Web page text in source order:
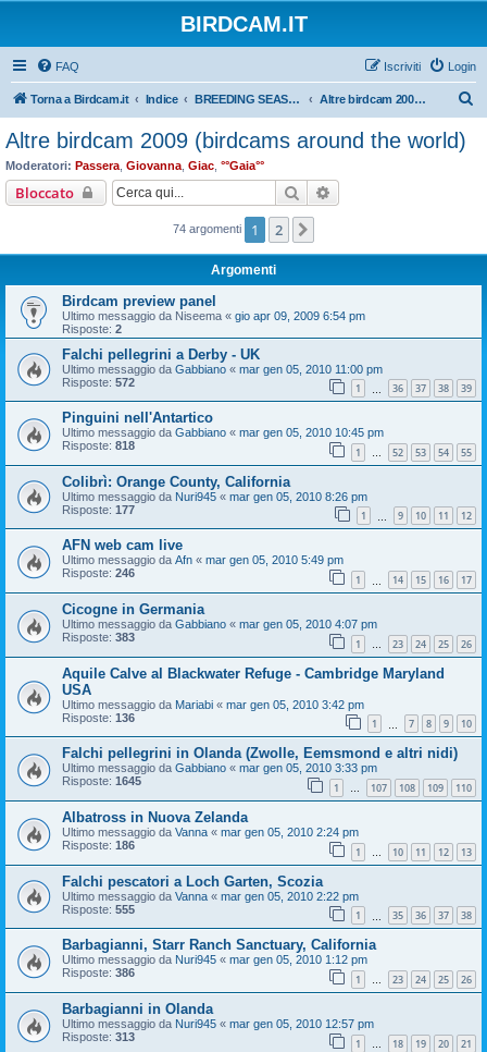
BIRDCAM.IT
FAQ Login
Iscriviti
Torna a Birdcam.it Indice BREEDING SEASON 2009 Altre birdcam 2009 (birdcams around the world)
Altre birdcam 2009 (birdcams around the world)
Moderatori: Passera Giovanna Giac °°Gaia°°
Bloccato Cerca
74 argomenti 1 2
Argomenti
Birdcam preview panel
Ultimo messaggio da Niseema « gio apr 09, 2009 6:54 pm
Risposte: 2
Falchi pellegrini a Derby - UK
Ultimo messaggio da Gabbiano « mar gen 05, 2010 11:00 pm
Risposte: 572 1 36 37 38 39
Pinguini nell'Antartico
Ultimo messaggio da Gabbiano « mar gen 05, 2010 10:45 pm
Risposte: 818 1 … 52 53 54 55
Colibrì: Orange County, California
Ultimo messaggio da Nuri945 « mar gen 05, 2010 8:26 pm
Risposte: 177 1 9 10 11 12
AFN web cam live
Ultimo messaggio da Afn « mar gen 05, 2010 5:49 pm
Risposte: 246 1 14 15 16 17
Cicogne in Germania
Ultimo messaggio da Gabbiano « mar gen 05, 2010 4:07 pm
Risposte: 383 1 … 23 24 25 26
Aquile Calve al Blackwater Refuge - Cambridge Maryland
USA
Ultimo messaggio da Mariabi « mar gen 05, 2010 3:42 pm
Risposte: 136 1 7 8 9 10
Falchi pellegrini in Olanda (Zwolle, Eemsmond e altri nidi)
Ultimo messaggio da Gabbiano « mar gen 05, 2010 3:33 pm
Risposte: 1645 1 … 107 108 109 110
Albatross in Nuova Zelanda
Ultimo messaggio da Vanna « mar gen 05, 2010 2:24 pm
Risposte: 186 1 … 10 11 12 13
Falchi pescatori a Loch Garten, Scozia
Ultimo messaggio da Vanna « mar gen 05, 2010 2:22 pm
Risposte: 555 1 35 36 37 38
Barbagianni, Starr Ranch Sanctuary, California
Ultimo messaggio da Nuri945 « mar gen 05, 2010 1:12 pm
Risposte: 386 1 … 23 24 25 26
Barbagianni in Olanda
Ultimo messaggio da Nuri945 « mar gen 05, 2010 12:57 pm
Risposte: 313 1 … 18 19 20 21